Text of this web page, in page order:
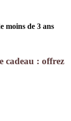
moins de 3 ans
cadeau : offrez